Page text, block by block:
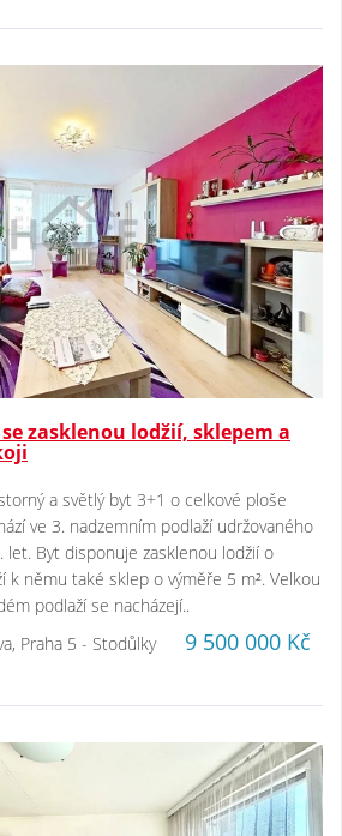
zasklenou lodžií, sklepem a
a světlý byt 3+1 o celkové ploše
ve 3. nadzemním podlaží udržovaného
let. Byt disponuje zasklenou lodžií o
k němu také sklep o výměře 5 m². Velkou
podlaží se nacházejí..
Praha 5 - Stodůlky 9 500 000 Kč